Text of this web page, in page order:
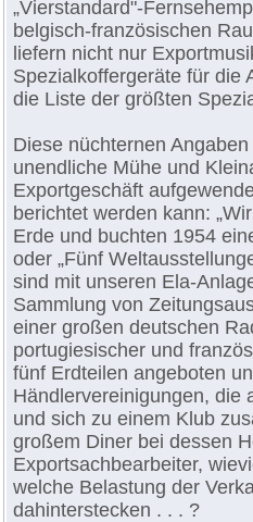
„Vierstandard"-
belgisch-französischen
liefern nicht nur
Spezialkoffergeräte für die
die Liste der größten
Diese nüchternen
unendliche Mühe und
Exportgeschäft
berichtet werden kann:
Erde und buchten 1954
oder „Fünf
sind mit unseren Ela-
Sammlung von
einer großen deutschen
portugiesischer und
fünf Erdteilen angeboten
Händlervereinigungen, die
und sich zu einem Klub
großem Diner bei dessen
Exportsachbearbeiter,
welche Belastung der
dahinterstecken . . . ?